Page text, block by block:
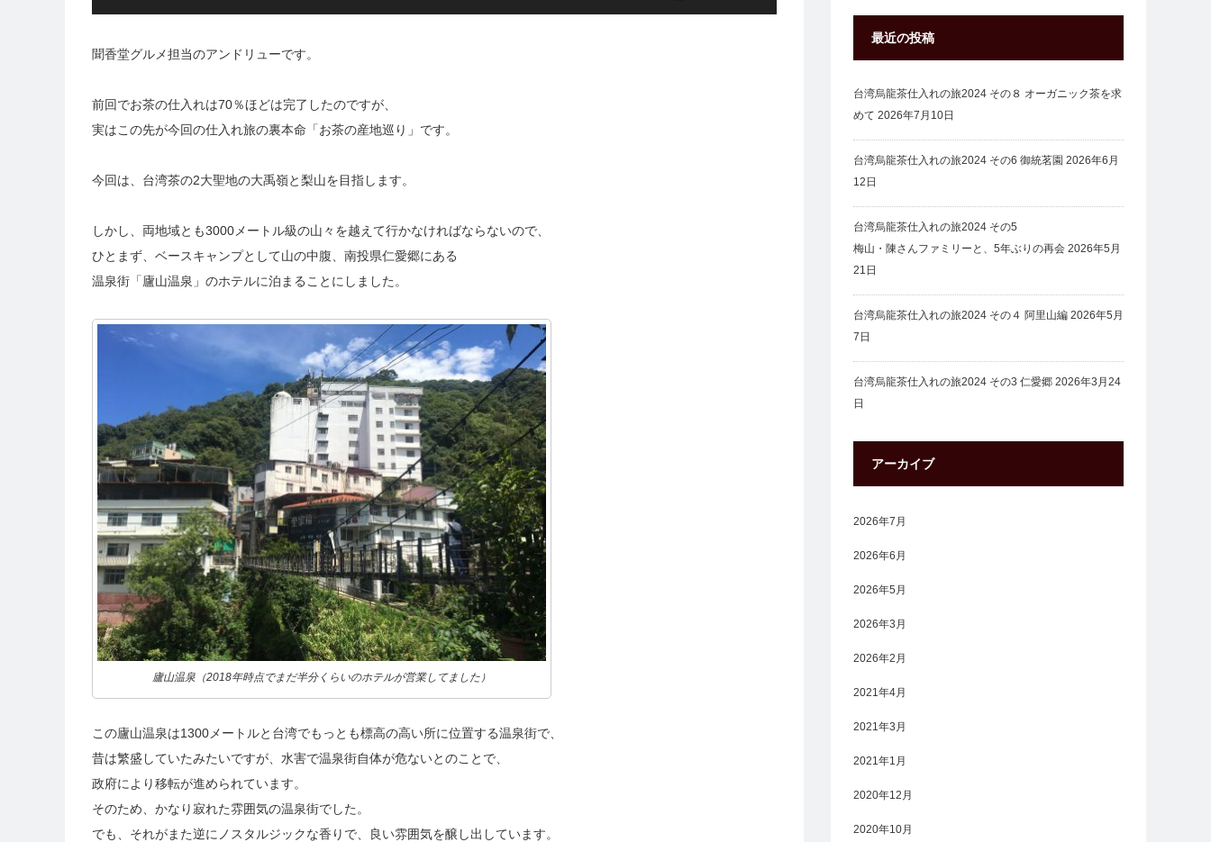
聞香堂グルメ担当のアンドリューです。
前回でお茶の仕入れは70％ほどは完了したのですが、
実はこの先が今回の仕入れ旅の裏本命「お茶の産地巡り」です。
今回は、台湾茶の2大聖地の大禹嶺と梨山を目指します。
しかし、両地域とも3000メートル級の山々を越えて行かなければならないので、
ひとまず、ベースキャンプとして山の中腹、南投県仁愛郷にある
温泉街「廬山温泉」のホテルに泊まることにしました。
廬山温泉（2018年時点でまだ半分くらいのホテルが営業してました）
この廬山温泉は1300メートルと台湾でもっとも標高の高い所に位置する温泉街で、
昔は繁盛していたみたいですが、水害で温泉街自体が危ないとのことで、
政府により移転が進められています。
そのため、かなり寂れた雰囲気の温泉街でした。
でも、それがまた逆にノスタルジックな香りで、良い雰囲気を醸し出しています。
最近の投稿
台湾烏龍茶仕入れの旅2024 その８ オーガニック茶を求
めて 2026年7月10日
台湾烏龍茶仕入れの旅2024 その6 御統茗園 2026年6月
12日
台湾烏龍茶仕入れの旅2024 その5
梅山・陳さんファミリーと、5年ぶりの再会 2026年5月
21日
台湾烏龍茶仕入れの旅2024 その４ 阿里山編 2026年5月
7日
台湾烏龍茶仕入れの旅2024 その3 仁愛郷 2026年3月24
日
アーカイブ
2026年7月
2026年6月
2026年5月
2026年3月
2026年2月
2021年4月
2021年3月
2021年1月
2020年12月
2020年10月